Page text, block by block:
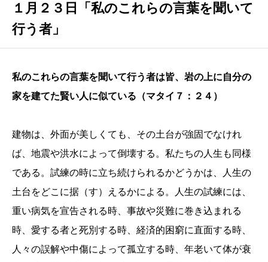
１月２３日「私のこれらの言葉を聞いて
行う者」
私のこれらの言葉を聞いて行う者は皆、岩の上に自分の
家を建てた賢い人に似ている（マタイ７：２４）
建物は、外面が美しくても、その土台が強固でなけれ
ば、地震や洪水によって倒壊する。私たちの人生も同様
である。試練の時に立ち続けられるかどうかは、人生の
土台をどこに据（す）えるかによる。人生の試練には、
重い病気を宣告される時、事故や災難に巻き込まれる
時、愛する者と死別する時、経済的困窮に直面する時、
人々の誤解や中傷によって孤立する時、年老いて体が衰